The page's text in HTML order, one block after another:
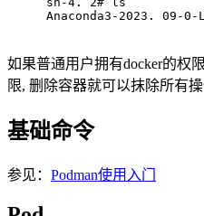
Anaconda3-2023.
如果普通用户拥有docker的权
限, 删除容器就可以抹除所有
基础命令
参见： Podman使用入门